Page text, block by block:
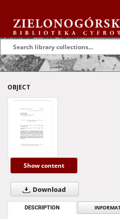
OBJECT
Show content
Download
DESCRIPTION